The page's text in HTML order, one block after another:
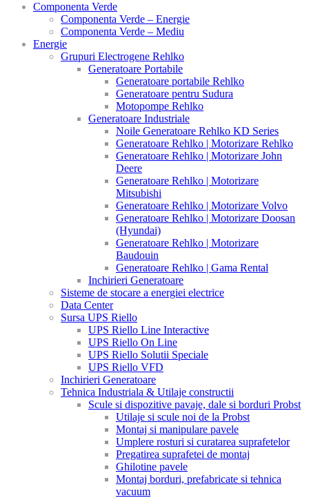
Componenta Verde
Componenta Verde – Energie
Componenta Verde – Mediu
Energie
Grupuri Electrogene Rehlko
Generatoare Portabile
Generatoare portabile Rehlko
Generatoare pentru Sudura
Motopompe Rehlko
Generatoare Industriale
Noile Generatoare Rehlko KD Series
Generatoare Rehlko | Motorizare Rehlko
Generatoare Rehlko | Motorizare John
Deere
Generatoare Rehlko | Motorizare
Mitsubishi
Generatoare Rehlko | Motorizare Volvo
Generatoare Rehlko | Motorizare Doosan
(Hyundai)
Generatoare Rehlko | Motorizare
Baudouin
Generatoare Rehlko | Gama Rental
Inchirieri Generatoare
Sisteme de stocare a energiei electrice
Data Center
Sursa UPS Riello
UPS Riello Line Interactive
UPS Riello On Line
UPS Riello Solutii Speciale
UPS Riello VFD
Inchirieri Generatoare
Tehnica Industriala & Utilaje constructii
Scule si dispozitive pavaje, dale si borduri Probst
Utilaje si scule noi de la Probst
Montaj si manipulare pavele
Umplere rosturi si curatarea suprafetelor
Pregatirea suprafetei de montaj
Ghilotine pavele
Montaj borduri, prefabricate si tehnica
vacuum